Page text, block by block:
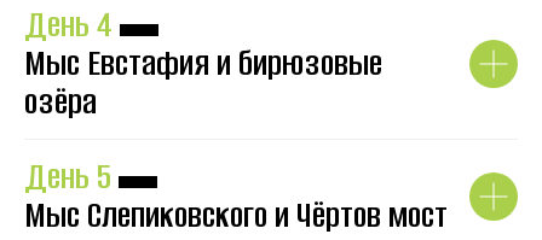
День 4▬
Мыс Евстафия и бирюзовые
озёра
День 5▬
Мыс Слепиковского и Чёртов мост